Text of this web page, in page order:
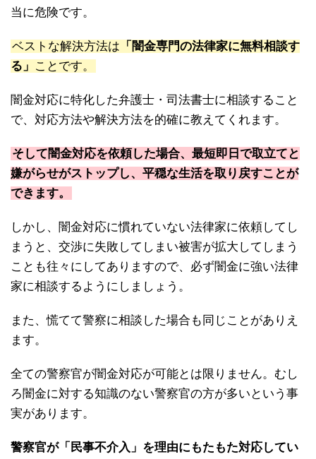
当に危険です。
ベストな解決方法は 「闇金専門の法律家に無料相談す
る」 ことです。
闇金対応に特化した弁護士・司法書士に相談すること
で、対応方法や解決方法を的確に教えてくれます。
そして闇金対応を依頼した場合、最短即日で取立てと
嫌がらせがストップし、平穏な生活を取り戻すことが
できます。
しかし、闇金対応に慣れていない法律家に依頼してし
まうと、交渉に失敗してしまい被害が拡大してしまう
ことも往々にしてありますので、必ず闇金に強い法律
家に相談するようにしましょう。
また、慌てて警察に相談した場合も同じことがありえ
ます。
全ての警察官が闇金対応が可能とは限りません。むし
ろ闇金に対する知識のない警察官の方が多いという事
実があります。
警察官が「民事不介入」を理由にもたもた対応してい